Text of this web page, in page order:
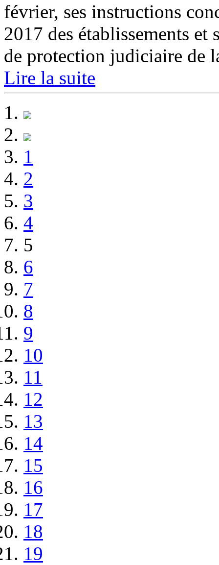
février, ses instructions
2017 des établissements
de protection judiciaire de
Lire la suite
1
2
3
4
5
6
7
8
9
10
11
12
13
14
15
16
17
18
19